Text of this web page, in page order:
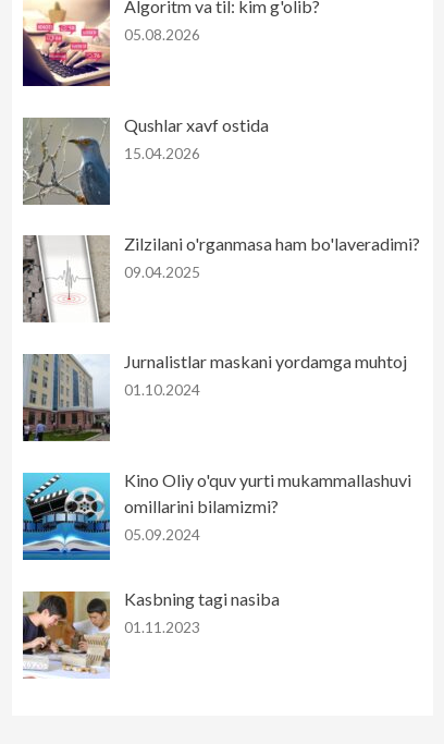
Algoritm va til: kim g'olib?
05.08.2026
Qushlar xavf ostida
15.04.2026
Zilzilani o'rganmasa ham bo'laveradimi?
09.04.2025
Jurnalistlar maskani yordamga muhtoj
01.10.2024
Kino Oliy o'quv yurti mukammallashuvi
omillarini bilamizmi?
05.09.2024
Kasbning tagi nasiba
01.11.2023